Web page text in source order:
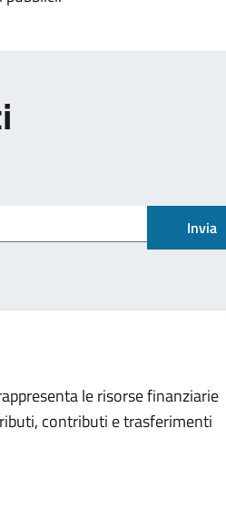
Invia
le risorse finanziarie
contributi e trasferimenti